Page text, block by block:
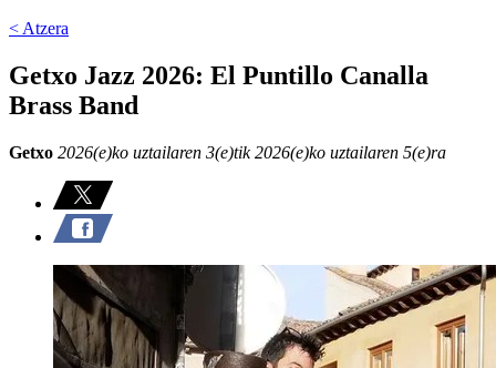
< Atzera
Getxo Jazz 2026: El Puntillo Canalla
Brass Band
Getxo 2026(e)ko uztailaren 3(e)tik 2026(e)ko uztailaren 5(e)ra